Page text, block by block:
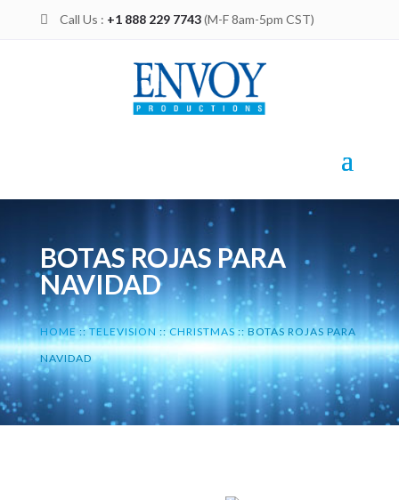
 Call Us : +1 888 229 7743(M-F 8am-5pm CST)
BOTAS ROJAS PARA
NAVIDAD
HOME ::TELEVISION ::CHRISTMAS::BOTAS ROJAS PARA
NAVIDAD